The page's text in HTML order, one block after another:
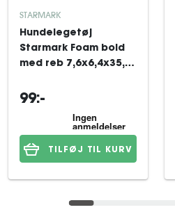
STARMARK
Hundelegetøj
Starmark Foam bold
med reb 7,6x6,4x35,6
99:-
TILFØJ TIL KURV